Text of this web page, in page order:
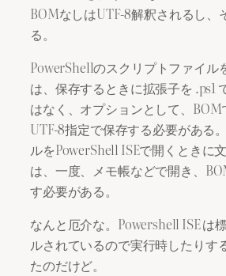
BOMなしはUTF-8解釈されるし、
る。
PowerShellのスクリプトファイル
は、保存するときに拡張子を .ps1
はなく、オプションとして、BOM
UTF-8指定で保存する必要がある
ルをPowerShell ISEで開くときに
は、一度、メモ帳などで開き、
す必要がある。
なんと厄介な。Powershell ISE は
ルされているので実行時したりす
たのだけど。